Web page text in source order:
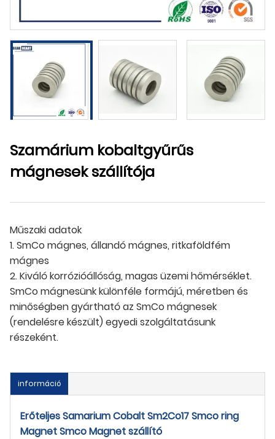
Szamárium kobaltgyűrűs
mágnesek szállítója
Műszaki adatok
1. SmCo mágnes, állandó mágnes, ritkaföldfém
mágnes
2. Kiváló korrózióállóság, magas üzemi hőmérséklet.
SmCo mágnesünk különféle formájú, méretben és
minőségben gyártható az SmCo mágnesek
(rendelésre készült) egyedi szolgáltatásunk
részeként.
információ
Erőteljes Samarium Cobalt Sm2Co17 Smco ring
Magnet Smco Magnet szállító